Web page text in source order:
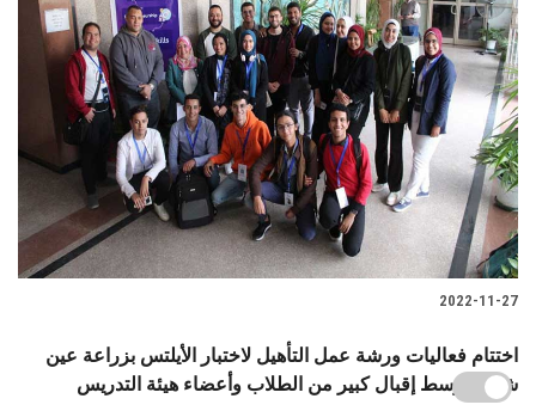
2022-11-27
اختتام فعاليات ورشة عمل التأهيل لاختبار الأيلتس بزراعة عين
شمس وسط إقبال كبير من الطلاب وأعضاء هيئة التدريس